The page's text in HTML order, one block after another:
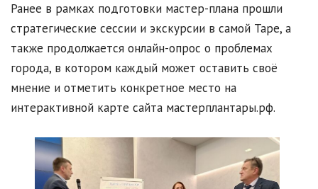
Ранее в рамках подготовки мастер-плана прошли
стратегические сессии и экскурсии в самой Таре, а
также продолжается онлайн-опрос о проблемах
города, в котором каждый может оставить своё
мнение и отметить конкретное место на
интерактивной карте сайта мастерплантары.рф.